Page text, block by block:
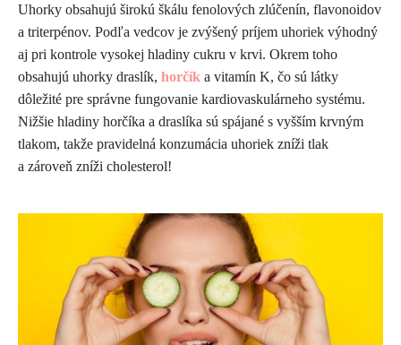
Uhorky obsahujú širokú škálu fenolových zlúčenín, flavonoidov
a triterpénov. Podľa vedcov je zvýšený príjem uhoriek výhodný
aj pri kontrole vysokej hladiny cukru v krvi. Okrem toho
obsahujú uhorky draslík, horčík a vitamín K, čo sú látky
dôležité pre správne fungovanie kardiovaskulárneho systému.
Nižšie hladiny horčíka a draslíka sú spájané s vyšším krvným
tlakom, takže pravidelná konzumácia uhoriek zníži tlak
a zároveň zníži cholesterol!